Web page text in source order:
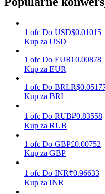
Zarabiać
Mocna Świnka
Codziennie zdobywaj
1 ofc Do USD$0.01015
Kup za USD
1 ofc Do EUR€0.00878
Kup za EUR
1 ofc Do BRLR$
Kup za BRL
1 ofc Do RUB₽0.83558
Kup za RUB
1 ofc Do GBP£0.00752
Kup za GBP
1 ofc Do INR₹0.96633
Kup za INR